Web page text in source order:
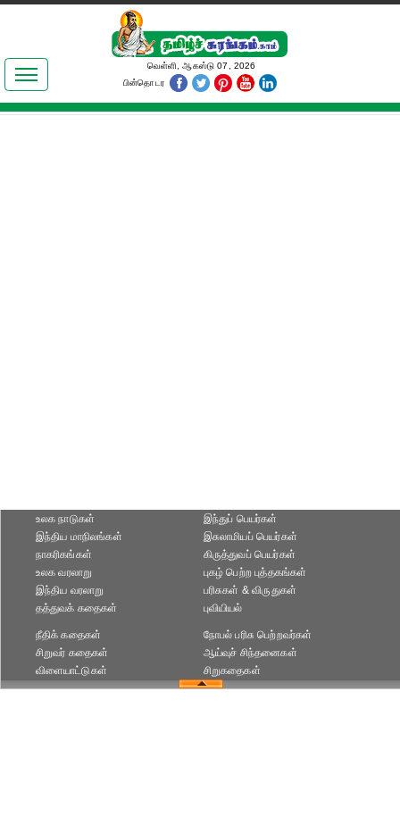
இலக்கியங்கள்
தமிழ் உலகம்
வெள்ளி, ஆகஸ்டு 07, 2026
பின்தொடர
உலக நாடுகள்
இந்திய மாநிலங்கள்
நாகரிகங்கள்
இந்துப் பெயர்கள்
இசுலாமியப் பெயர்கள்
கிருத்துவப் பெயர்கள்
உலக வரலாறு
இந்திய வரலாறு
தத்துவக் கதைகள்
புகழ் பெற்ற புத்தகங்கள்
பரிசுகள் & விருதுகள்
புவியியல்
நீதிக் கதைகள்
சிறுவர் கதைகள்
விளையாட்டுகள்
நோபல் பரிசு‎ பெற்றவர்‎கள்
ஆய்வுச் சிந்தனைகள்
சிறுகதைகள்